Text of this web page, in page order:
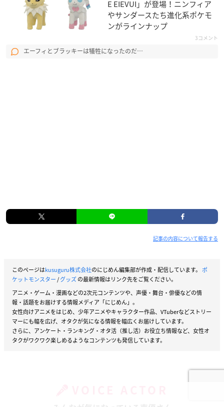
E EIEVUI」が登場！ニンフィア
やサンダースたち進化系ポケモ
ンがラインナップ
3コメント
エーフィとブラッキーは犠牲になったのだ…
記事の内容について報告する
このページはkusuguru株式会社のにじめん編集部が作成・配信しています。 ポ
ケットモンスター/グッズの最新情報はリンク先をご覧ください。
アニメ・ゲーム・漫画などの2次元コンテンツや、声優・舞台・俳優などの情
報・話題をお届けする情報メディア「にじめん」。
女性向けアニメをはじめ、少年アニメやキャラクター作品、VTuberなどストリー
マーにも幅を広げ、オタクが気になる情報を幅広くお届けしています。
さらに、アンケート・ランキング・オタ活（推し活）お役立ち情報など、女性オ
タクがワクワク楽しめるようなコンテンツも発信しています。